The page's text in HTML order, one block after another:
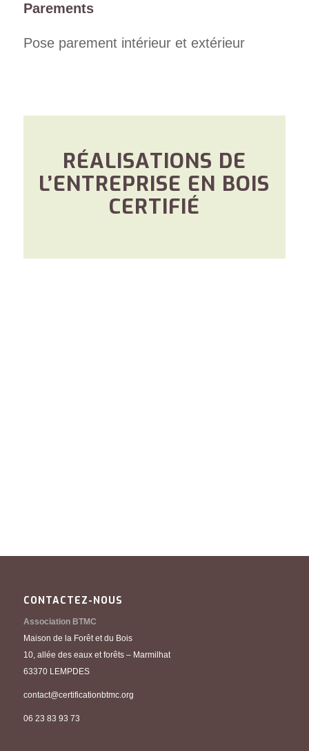
Parements
Pose parement intérieur et extérieur
RÉALISATIONS DE
L’ENTREPRISE EN BOIS
CERTIFIÉ
CONTACTEZ-NOUS
Association BTMC
Maison de la Forêt et du Bois
10, allée des eaux et forêts – Marmilhat
63370 LEMPDES
contact@certificationbtmc.org
06 23 83 93 73